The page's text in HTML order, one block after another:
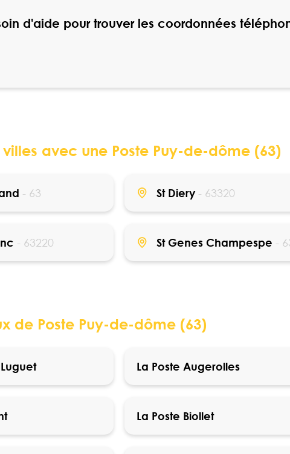
d'aide pour trouver les coordonnées
avec une Poste Puy-de-dôme (63)
- 63 St Diery - 63320
- 63220 St Genes Champespe -
de Poste Puy-de-dôme (63)
La Poste Augerolles
La Poste Biollet